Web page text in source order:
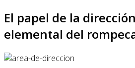
El papel de la
elemental del